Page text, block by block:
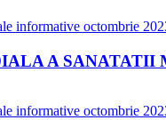
informative octombrie
A SANATATII
informative octombrie